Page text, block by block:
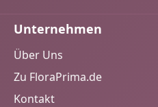
Unternehmen
Über Uns
Zu FloraPrima.de
Kontakt